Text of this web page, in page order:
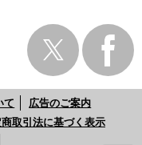
て
広告のご案内
取引法に基づく表示